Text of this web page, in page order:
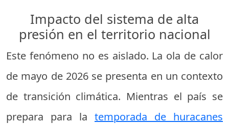
Impacto del sistema de alta
presión en el territorio nacional
Este fenómeno no es aislado. La ola de calor
de mayo de 2026 se presenta en un contexto
de transición climática. Mientras el país se
prepara para la temporada de huracanes